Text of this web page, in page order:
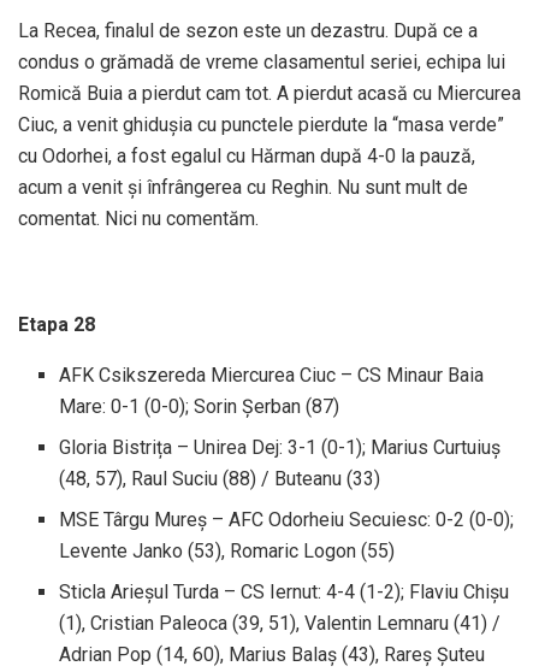
La Recea, finalul de sezon este un dezastru. După ce a
condus o grămadă de vreme clasamentul seriei, echipa lui
Romică Buia a pierdut cam tot. A pierdut acasă cu Miercurea
Ciuc, a venit ghidușia cu punctele pierdute la “masa verde”
cu Odorhei, a fost egalul cu Hărman după 4-0 la pauză,
acum a venit și înfrângerea cu Reghin. Nu sunt mult de
comentat. Nici nu comentăm.
Etapa 28
AFK Csikszereda Miercurea Ciuc – CS Minaur Baia
Mare: 0-1 (0-0); Sorin Șerban (87)
Gloria Bistrița – Unirea Dej: 3-1 (0-1); Marius Curtuiuș
(48, 57), Raul Suciu (88) / Buteanu (33)
MSE Târgu Mureș – AFC Odorheiu Secuiesc: 0-2 (0-0);
Levente Janko (53), Romaric Logon (55)
Sticla Arieșul Turda – CS Iernut: 4-4 (1-2); Flaviu Chișu
(1), Cristian Paleoca (39, 51), Valentin Lemnaru (41) /
Adrian Pop (14, 60), Marius Balaș (43), Rareș Șuteu